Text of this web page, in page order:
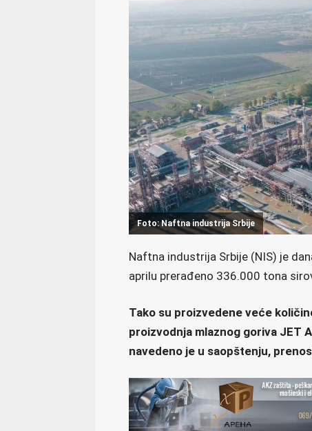
Foto: Naftna industrija Srbije
Naftna industrija Srbije (NIS) je
aprilu prerađeno 336.000 tona
Tako su proizvedene veće
proizvodnja mlaznog goriva JET
navedeno je u saopštenju,